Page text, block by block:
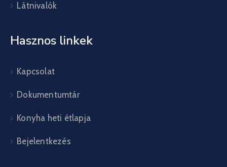
Látnivalók
Hasznos linkek
Kapcsolat
Dokumentumtár
Konyha heti étlapja
Bejelentkezés